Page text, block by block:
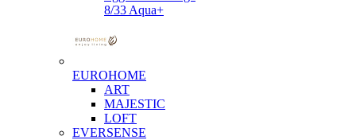
8/33 Aqua+
EUROHOME
ART
MAJESTIC
LOFT
EVERSENSE